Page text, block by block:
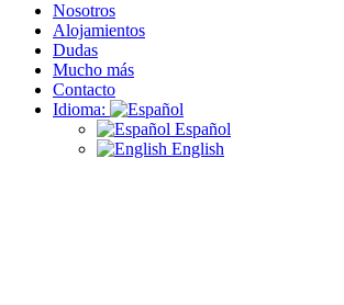
Nosotros
Alojamientos
Dudas
Mucho más
Contacto
Idioma:
Español
English